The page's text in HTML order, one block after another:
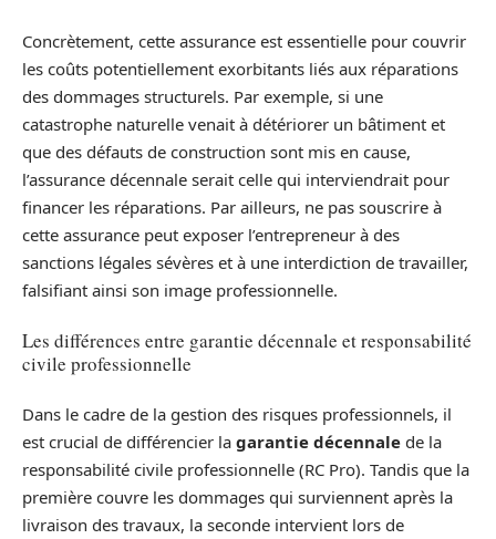
Concrètement, cette assurance est essentielle pour couvrir
les coûts potentiellement exorbitants liés aux réparations
des dommages structurels. Par exemple, si une
catastrophe naturelle venait à détériorer un bâtiment et
que des défauts de construction sont mis en cause,
l’assurance décennale serait celle qui interviendrait pour
financer les réparations. Par ailleurs, ne pas souscrire à
cette assurance peut exposer l’entrepreneur à des
sanctions légales sévères et à une interdiction de travailler,
falsifiant ainsi son image professionnelle.
Les différences entre garantie décennale et responsabilité
civile professionnelle
Dans le cadre de la gestion des risques professionnels, il
est crucial de différencier la garantie décennale de la
responsabilité civile professionnelle (RC Pro). Tandis que la
première couvre les dommages qui surviennent après la
livraison des travaux, la seconde intervient lors de